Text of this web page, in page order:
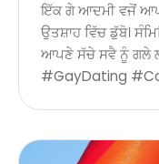
ਇੱਕ ਗੇ ਆਦਮੀ ਵਜੋਂ
ਉਤਸ਼ਾਹ ਵਿੱਚ ਡੁੱਬੋ।
ਆਪਣੇ ਸੱਚੇ ਸਵੈ ਨੂੰ ਗਲੇ
#GayDating